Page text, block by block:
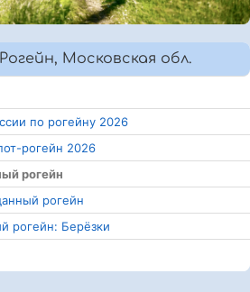
Московская обл.
по рогейну 2026
рогейн 2026
рогейн
рогейн
рогейн: Берёзки